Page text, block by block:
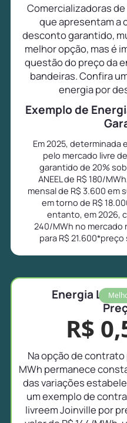
Comercializadoras
que apresentam a
desconto garantido,
melhor opção, mas é
questão do preço da
bandeiras. Confira
energia por
Exemplo de
Em 2025, determinada
pelo mercado livre
garantido de 20%
ANEEL de R$ 180/
mensal de R$ 3.600 em
em torno de R$
entanto, em 2026,
240/MWh no mercado
para R$ 21.600*preço
Energia
R$
Na opção de
MWh permanece
das variações
um exemplo de
livreem Joinville por